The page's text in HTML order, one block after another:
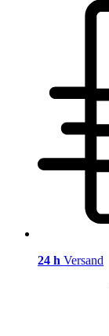
24 h Versand